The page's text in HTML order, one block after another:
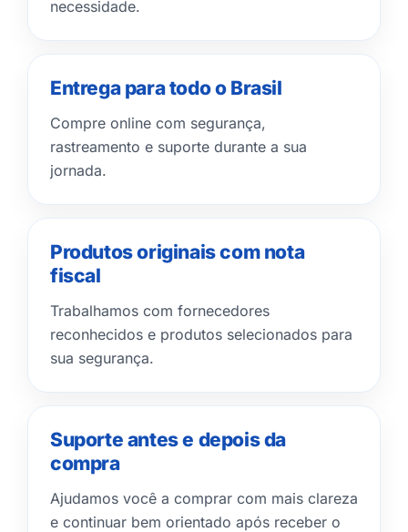
necessidade.
Entrega para todo o Brasil
Compre online com segurança,
rastreamento e suporte durante a sua
jornada.
Produtos originais com nota
fiscal
Trabalhamos com fornecedores
reconhecidos e produtos selecionados para
sua segurança.
Suporte antes e depois da
compra
Ajudamos você a comprar com mais clareza
e continuar bem orientado após receber o